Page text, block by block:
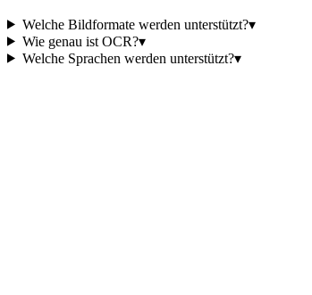
Welche Bildformate werden unterstützt?▾
Wie genau ist OCR?▾
Welche Sprachen werden unterstützt?▾